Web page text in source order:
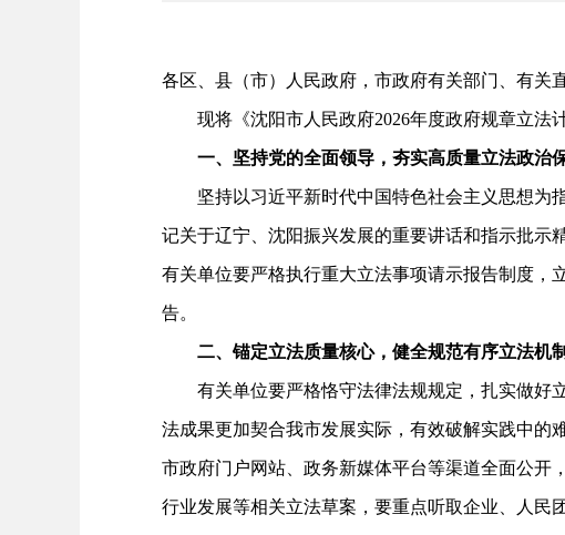
各区、县（市）人民政府，市政府有关部门、有关
现将《沈阳市人民政府2026年度政府规章立法
一、坚持党的全面领导，夯实高质量立法政治
坚持以习近平新时代中国特色社会主义思想为指
记关于辽宁、沈阳振兴发展的重要讲话和指示批示
有关单位要严格执行重大立法事项请示报告制度，
告。
二、锚定立法质量核心，健全规范有序立法机制
有关单位要严格恪守法律法规规定，扎实做好立
法成果更加契合我市发展实际，有效破解实践中的
市政府门户网站、政务新媒体平台等渠道全面公开
行业发展等相关立法草案，要重点听取企业、人民